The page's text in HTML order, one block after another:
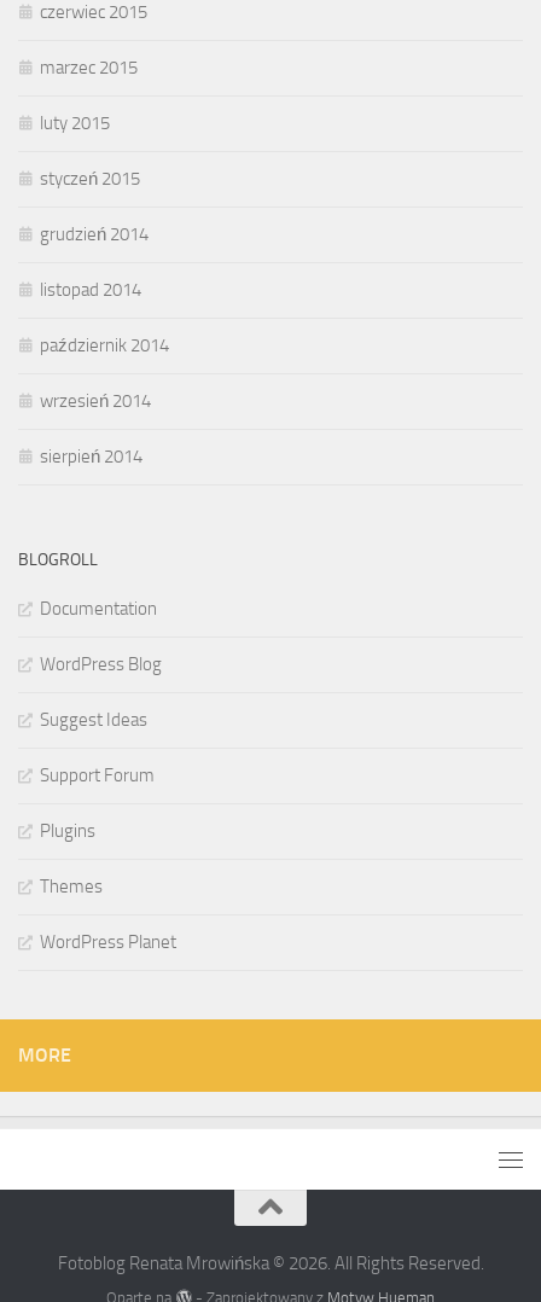
czerwiec 2015
marzec 2015
luty 2015
styczeń 2015
grudzień 2014
listopad 2014
październik 2014
wrzesień 2014
sierpień 2014
BLOGROLL
Documentation
WordPress Blog
Suggest Ideas
Support Forum
Plugins
Themes
WordPress Planet
MORE
Fotoblog Renata Mrowińska © 2026. All Rights Reserved.
Oparte na - Zaprojektowany z Motyw Hueman